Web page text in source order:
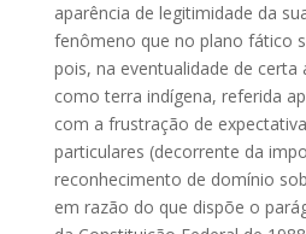
aparência de legitimidade da
fenômeno que no plano fático
pois, na eventualidade de certa
como terra indígena, referida
com a frustração de
particulares (decorrente da
reconhecimento de domínio
em razão do que dispõe o